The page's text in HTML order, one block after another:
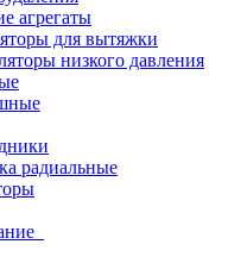
агрегаты
для вытяжки
низкого давления
радиальные